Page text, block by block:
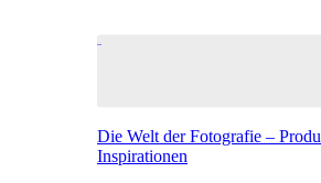
Die Welt der Fotografie –
Inspirationen